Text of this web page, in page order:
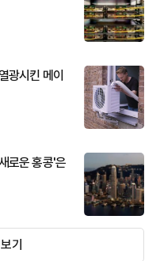
광시킨 메이
로운 홍콩'은
기